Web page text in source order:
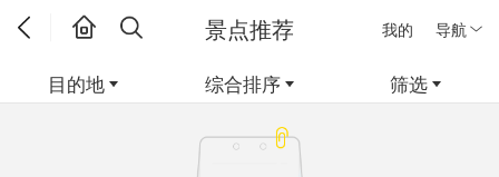
我的 导航
景点推荐
目的地 综合排序 筛选